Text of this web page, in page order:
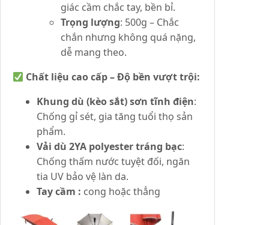
giác cầm chắc tay, bền bỉ.
Trọng lượng: 500g – Chắc
chắn nhưng không quá nặng,
dễ mang theo.
Chất liệu cao cấp – Độ bền vượt trội:
Khung dù (kèo sắt) sơn tĩnh điện:
Chống gỉ sét, gia tăng tuổi thọ sản
phẩm.
Vải dù 2YA polyester tráng bạc:
Chống thấm nước tuyệt đối, ngăn
tia UV bảo vệ làn da.
Tay cầm : cong hoặc thẳng